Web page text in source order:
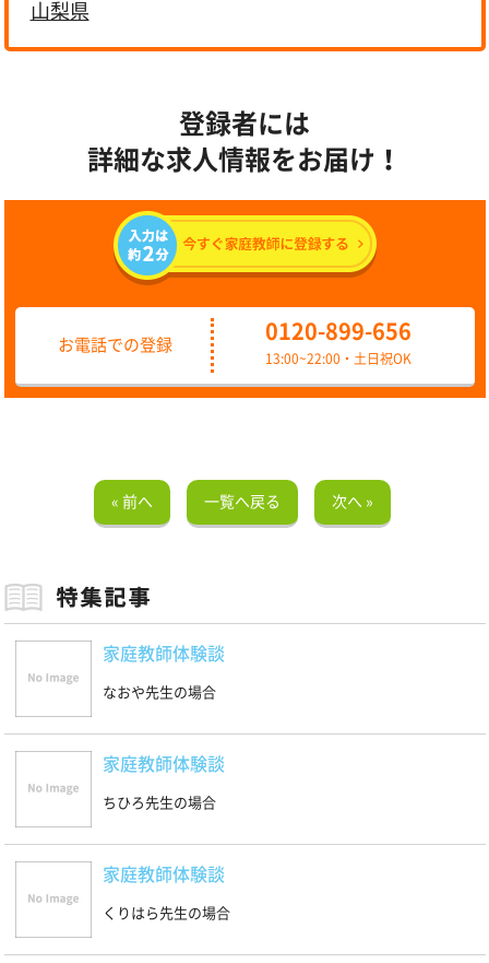
山梨県
登録者には
詳細な求人情報をお届け！
お電話での登録
0120-899-656
13:00~22:00・土日祝OK
« 前へ 一覧へ戻る 次へ »
家庭教師体験談
なおや先生の場合
家庭教師体験談
ちひろ先生の場合
家庭教師体験談
くりはら先生の場合